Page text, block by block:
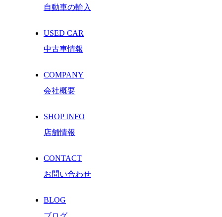
自動車の輸入
USED CAR
中古車情報
COMPANY
会社概要
SHOP INFO
店舗情報
CONTACT
お問い合わせ
BLOG